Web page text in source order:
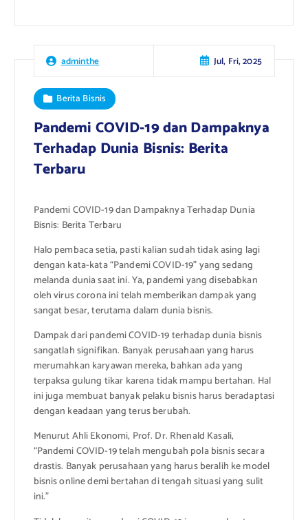
adminthe Jul, Fri, 2025
Berita Bisnis
Pandemi COVID-19 dan Dampaknya
Terhadap Dunia Bisnis: Berita
Terbaru
Pandemi COVID-19 dan Dampaknya Terhadap Dunia
Bisnis: Berita Terbaru
Halo pembaca setia, pasti kalian sudah tidak asing lagi
dengan kata-kata “Pandemi COVID-19” yang sedang
melanda dunia saat ini. Ya, pandemi yang disebabkan
oleh virus corona ini telah memberikan dampak yang
sangat besar, terutama dalam dunia bisnis.
Dampak dari pandemi COVID-19 terhadap dunia bisnis
sangatlah signifikan. Banyak perusahaan yang harus
merumahkan karyawan mereka, bahkan ada yang
terpaksa gulung tikar karena tidak mampu bertahan. Hal
ini juga membuat banyak pelaku bisnis harus beradaptasi
dengan keadaan yang terus berubah.
Menurut Ahli Ekonomi, Prof. Dr. Rhenald Kasali,
“Pandemi COVID-19 telah mengubah pola bisnis secara
drastis. Banyak perusahaan yang harus beralih ke model
bisnis online demi bertahan di tengah situasi yang sulit
ini.”